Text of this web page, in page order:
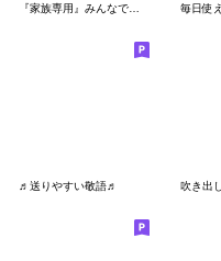
『家族専用』みんなで使う吹き出し絵文字
♬送りやすい敬語♬